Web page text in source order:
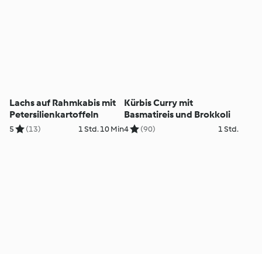
Lachs auf Rahmkabis mit
Petersilienkartoffeln
5 (13) 1 Std. 10 Min
Kürbis Curry mit
Basmatireis und Brokkoli
4 (90) 1 Std.